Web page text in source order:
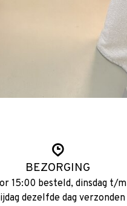
BEZORGING
15:00 besteld, dinsdag t/m
dezelfde dag verzonden